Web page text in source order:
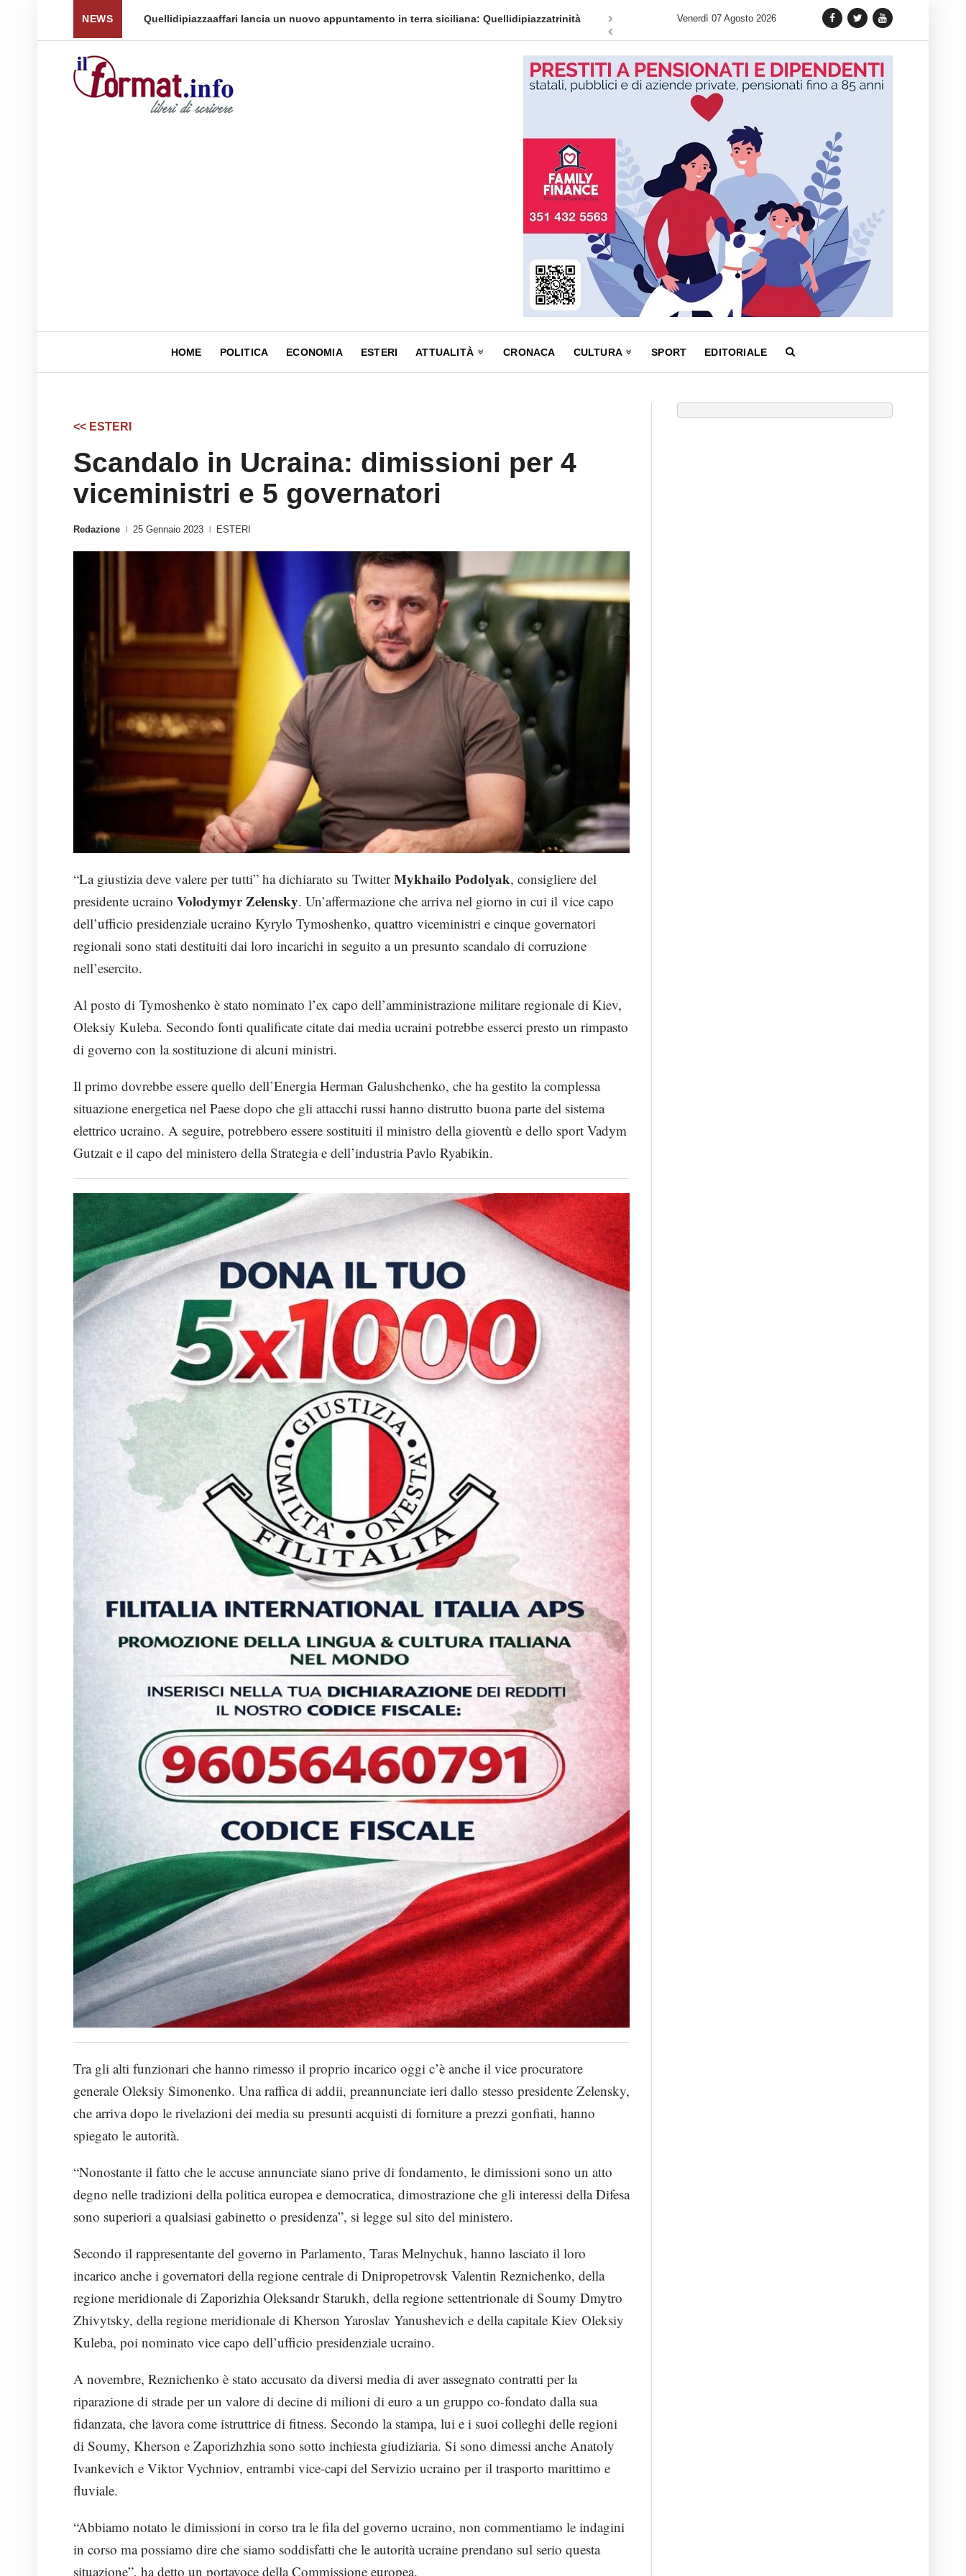
NEWS
per tornare a ... Quellidipiazzaaffari lancia un nuovo appuntamento in terra siciliana: Quellidipiazzatrinità Tag Heuer lancia una variante Limited Edition del Carrera Chronograph in
Venerdì 07 Agosto 2026
HOME POLITICA ECONOMIA ESTERI ATTUALITÀ CRONACA CULTURA SPORT EDITORIALE
<< ESTERI
Scandalo in Ucraina: dimissioni per 4
viceministri e 5 governatori
Redazione 25 Gennaio 2023 ESTERI
“La giustizia deve valere per tutti” ha dichiarato su TwitterMykhailo Podolyak, consigliere del
presidente ucraino Volodymyr Zelensky. Un’affermazione che arriva nel giorno in cui il vice capo
dell’ufficio presidenziale ucraino Kyrylo Tymoshenko, quattro viceministri e cinque governatori
regionali sono stati destituiti dai loro incarichi in seguito a un presunto scandalo di corruzione
nell’esercito.
Al posto di Tymoshenko è stato nominato l’ex capo dell’amministrazione militare regionale di Kiev,
Oleksiy Kuleba. Secondo fonti qualificate citate dai media ucraini potrebbe esserci presto un rimpasto
di governo con la sostituzione di alcuni ministri.
Il primo dovrebbe essere quello dell’Energia Herman Galushchenko, che ha gestito la complessa
situazione energetica nel Paese dopo che gli attacchi russi hanno distrutto buona parte del sistema
elettrico ucraino. A seguire, potrebbero essere sostituiti il ministro della gioventù e dello sport Vadym
Gutzait e il capo del ministero della Strategia e dell’industria Pavlo Ryabikin.
Tra gli alti funzionari che hanno rimesso il proprio incarico oggi c’è anche il vice procuratore
generale Oleksiy Simonenko. Una raffica di addii, preannunciate ieri dallo stesso presidente Zelensky,
che arriva dopo le rivelazioni dei media su presunti acquisti di forniture a prezzi gonfiati, hanno
spiegato le autorità.
“Nonostante il fatto che le accuse annunciate siano prive di fondamento, le dimissioni sono un atto
degno nelle tradizioni della politica europea e democratica, dimostrazione che gli interessi della Difesa
sono superiori a qualsiasi gabinetto o presidenza”, si legge sul sito del ministero.
Secondo il rappresentante del governo in Parlamento, Taras Melnychuk, hanno lasciato il loro
incarico anche i governatori della regione centrale di Dnipropetrovsk Valentin Reznichenko, della
regione meridionale di Zaporizhia Oleksandr Starukh, della regione settentrionale di Soumy Dmytro
Zhivytsky, della regione meridionale di Kherson Yaroslav Yanushevich e della capitale Kiev Oleksiy
Kuleba, poi nominato vice capo dell’ufficio presidenziale ucraino.
A novembre, Reznichenko è stato accusato da diversi media di aver assegnato contratti per la
riparazione di strade per un valore di decine di milioni di euro a un gruppo co-fondato dalla sua
fidanzata, che lavora come istruttrice di fitness. Secondo la stampa, lui e i suoi colleghi delle regioni
di Soumy, Kherson e Zaporizhzhia sono sotto inchiesta giudiziaria. Si sono dimessi anche Anatoly
Ivankevich e Viktor Vychniov, entrambi vice-capi del Servizio ucraino per il trasporto marittimo e
fluviale.
“Abbiamo notato le dimissioni in corso tra le fila del governo ucraino, non commentiamo le indagini
in corso ma possiamo dire che siamo soddisfatti che le autorità ucraine prendano sul serio questa
situazione”, ha detto un portavoce della Commissione europea.